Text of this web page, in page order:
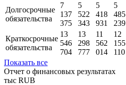
Долгосрочные
обязательства
7
137
375
5
522
343
5
418
931
5
485
239
Краткосрочные
обязательства
13
546
704
13
298
777
11
562
014
12
155
110
Показать все
Отчет о финансовых результатах
тыс RUB